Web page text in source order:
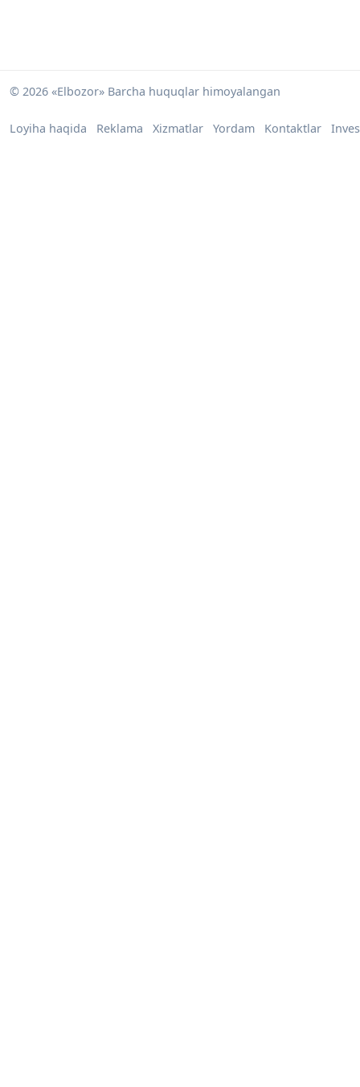
© 2026 «Elbozor» Barcha huquqlar himoyalangan
Loyiha haqida Reklama Xizmatlar Yordam Kontaktlar